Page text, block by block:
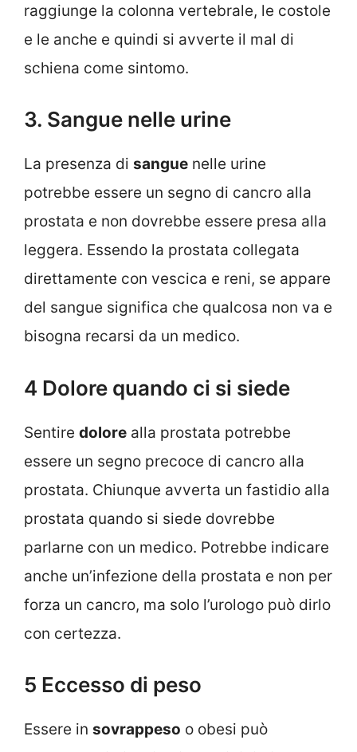
raggiunge la colonna vertebrale, le costole
e le anche e quindi si avverte il mal di
schiena come sintomo.
3. Sangue nelle urine
La presenza di sangue nelle urine
potrebbe essere un segno di cancro alla
prostata e non dovrebbe essere presa alla
leggera. Essendo la prostata collegata
direttamente con vescica e reni, se appare
del sangue significa che qualcosa non va e
bisogna recarsi da un medico.
4 Dolore quando ci si siede
Sentire dolore alla prostata potrebbe
essere un segno precoce di cancro alla
prostata. Chiunque avverta un fastidio alla
prostata quando si siede dovrebbe
parlarne con un medico. Potrebbe indicare
anche un’infezione della prostata e non per
forza un cancro, ma solo l’urologo può dirlo
con certezza.
5 Eccesso di peso
Essere in sovrappeso o obesi può